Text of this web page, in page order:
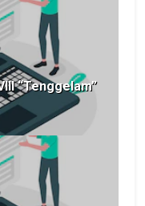
“Tenggelam”